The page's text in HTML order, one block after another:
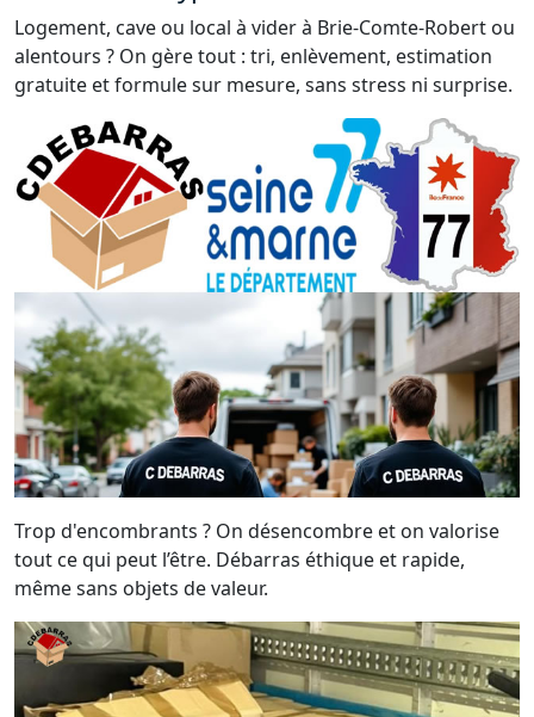
Logement, cave ou local à vider à Brie-Comte-Robert ou
alentours ? On gère tout : tri, enlèvement, estimation
gratuite et formule sur mesure, sans stress ni surprise.
Trop d'encombrants ? On désencombre et on valorise
tout ce qui peut l’être. Débarras éthique et rapide,
même sans objets de valeur.